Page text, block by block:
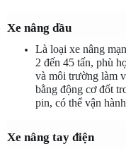
Xe nâng dầu
Là loại xe nâng
2 đến 45 tấn, phù
và môi trường làm
bằng động cơ đốt
pin, có thể vận
Xe nâng tay điện